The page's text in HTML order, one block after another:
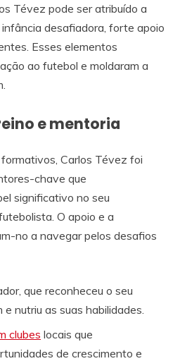
Tévez pode ser atribuído a
desafiadora, forte apoio
Esses elementos
ao futebol e moldaram a
e mentoria
Carlos Tévez foi
chave que
significativo no seu
O apoio e a
no a navegar pelos desafios
que reconheceu o seu
nutriu as suas habilidades.
clubes locais que
de crescimento e